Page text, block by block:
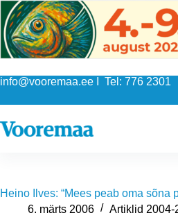
Skip
to
content
info@vooremaa.ee I Tel: 776 2301
Heino Ilves: “Mees peab oma sõna
6. märts 2006
Artiklid 2004-